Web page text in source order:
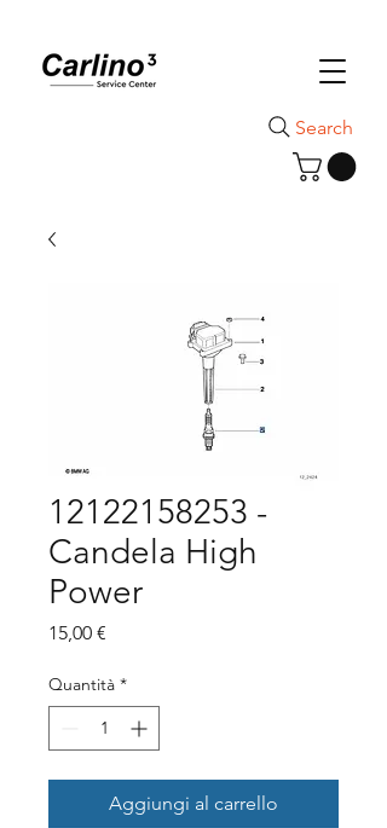
Search
12122158253 -
Candela High
Power
15,00 €
Quantità *
Aggiungi al carrello